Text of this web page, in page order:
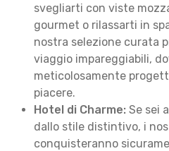
svegliarti con viste
gourmet o rilassarti in
nostra selezione curata
viaggio impareggiabili,
meticolosamente
piacere.
Hotel di Charme: Se sei
dallo stile distintivo, i
conquisteranno